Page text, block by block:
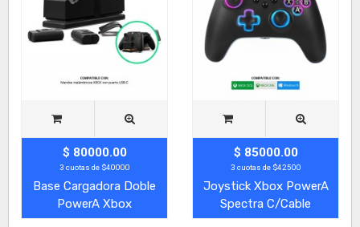
$ 80000.00
3 cuotas de $40000
Base Cargadora Doble
PowerA Xbox
$ 85000.00
3 cuotas de $42500
Joystick Xbox PowerA
Spectra C/Cable